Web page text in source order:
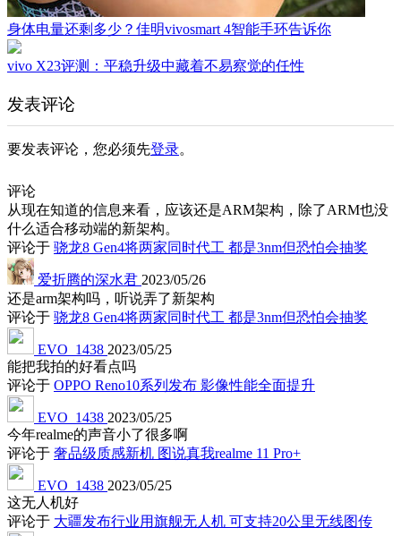
身体电量还剩多少？佳明vivosmart 4智能手环告诉你
vivo X23评测：平稳升级中藏着不易察觉的任性
发表评论
要发表评论，您必须先登录。
评论
从现在知道的信息来看，应该还是ARM架构，除了ARM也没
什么适合移动端的新架构。
评论于 骁龙8 Gen4将两家同时代工 都是3nm但恐怕会抽奖
爱折腾的深水君 2023/05/26
还是arm架构吗，听说弄了新架构
评论于 骁龙8 Gen4将两家同时代工 都是3nm但恐怕会抽奖
EVO_1438 2023/05/25
能把我拍的好看点吗
评论于 OPPO Reno10系列发布 影像性能全面提升
EVO_1438 2023/05/25
今年realme的声音小了很多啊
评论于 奢品级质感新机 图说真我realme 11 Pro+
EVO_1438 2023/05/25
这无人机好
评论于 大疆发布行业用旗舰无人机 可支持20公里无线图传